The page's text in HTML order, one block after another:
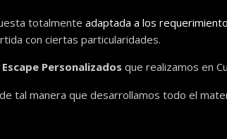
totalmente adaptada a los
con ciertas particularidades.
Personalizados que realizamos en
tal manera que desarrollamos todo el